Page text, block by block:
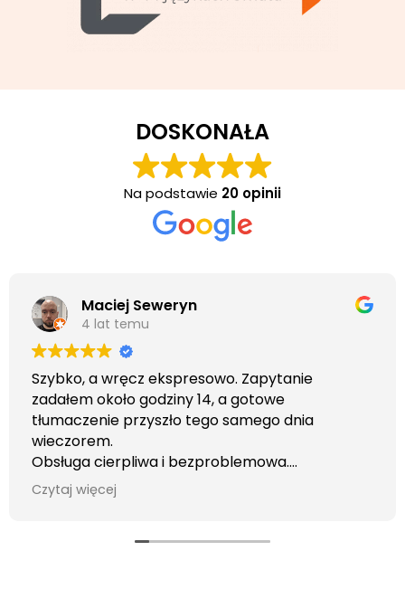
DOSKONAŁA
Na podstawie 20 opinii
Maciej Seweryn
4 lat temu
Szybko, a wręcz ekspresowo. Zapytanie
zadałem około godziny 14, a gotowe
tłumaczenie przyszło tego samego dnia
wieczorem.
Obsługa cierpliwa i bezproblemowa.
Otrzymałem wszelkie informacje i porady jaka
usługa będzie dla mnie najlepsza. Faktura także
Czytaj więcej